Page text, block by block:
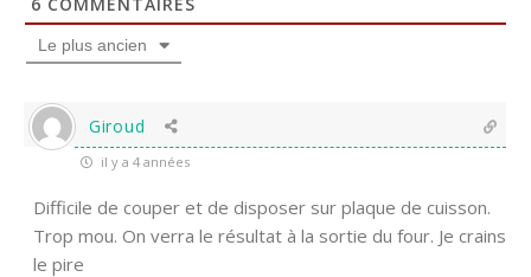
Le plus ancien
Giroud
il y a 4 années
Difficile de couper et de disposer sur plaque de cuisson.
Trop mou. On verra le résultat à la sortie du four. Je crains
le pire